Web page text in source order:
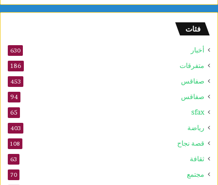
فئات
أخبار 630
متفرقات 186
صفاقس 453
صفاقس 94
sfax
65
رياضة 403
قصة نجاح 108
ثقافة 63
مجتمع 70